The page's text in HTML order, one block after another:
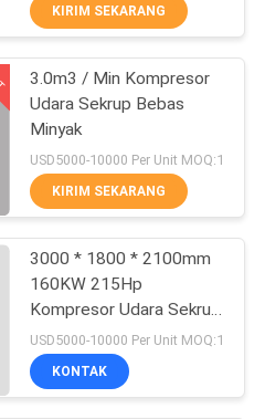
Udara
Udara
33
KIRIM SEKARANG
3.0m3 / Min Kompresor
Udara Sekrup Bebas
Minyak
USD5000-10000 Per Unit MOQ:1
KIRIM SEKARANG
3000 * 1800 * 2100mm
160KW 215Hp
Kompresor Udara Sekrup
Bebas Minyak
USD5000-10000 Per Unit MOQ:1
KONTAK